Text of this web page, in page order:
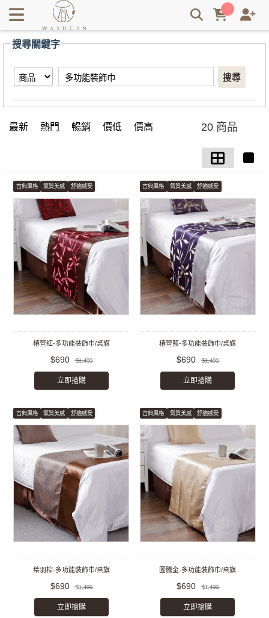
【多功能裝飾巾】搜尋結果 | Washcan瓦士肯
搜尋關鍵字
搜尋
最新 熱門 暢銷 價低 價高 20 商品
古典風格 氣質美感 舒適感受
椿萱紅-多功能裝飾巾/桌旗
$690 $1,400
立即搶購
古典風格 氣質美感 舒適感受
椿萱藍-多功能裝飾巾/桌旗
$690 $1,400
立即搶購
古典風格 氣質美感 舒適感受
葉羽棕-多功能裝飾巾/桌旗
$690 $1,400
立即搶購
古典風格 氣質美感 舒適感受
圖騰金-多功能裝飾巾/桌旗
$690 $1,400
立即搶購